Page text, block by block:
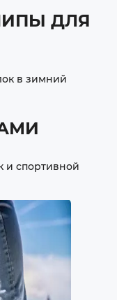
ДЛЯ
в зимний
и спортивной